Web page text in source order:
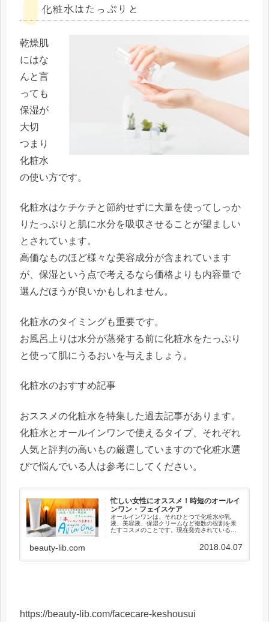
化粧水はたっぷりと
乾燥肌
にはな
んと言
っても
保湿が
大切
つまり
化粧水
の使い方です。
化粧水はケチケチと節約せずに大量を使ってしっか
りたっぷりと肌に水分を吸収させることが望ましい
とされています。
高価なものほど様々な美容成分が含まれています
が、保湿という点で考えるなら価格よりも内容量で
選んだほうが良いかもしれません。
化粧水のタイミングも重要です。
お風呂上りは水分が蒸発する前に化粧水をたっぷり
と使って肌にうるおいを与えましょう。
化粧水のおすすめ記事
おススメの化粧水を特集した過去記事があります。
化粧水とオールインワンで使えるタイプ、それぞれ
人気と評判の高いもの厳選していますので化粧水選
びで悩んでいる人は参考にしてください。
忙しい女性にオススメ！時短のオールイ
ンワン・フェイスケア
オールインワンは、それひとつで化粧水や乳
液、美容液、保湿クリームなど複数の役割を果
たすコスメのことです。現在発売されているフ
機能を製品のアピールポイントとしています。
オールインワン最大のメリットは、...
beauty-lib.com 2018.04.07
https://beauty-lib.com/facecare-keshousui